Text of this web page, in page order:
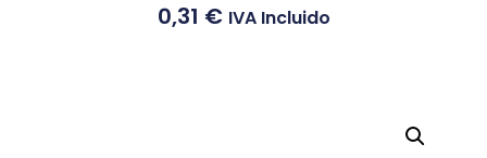
0,31 € IVA Incluido